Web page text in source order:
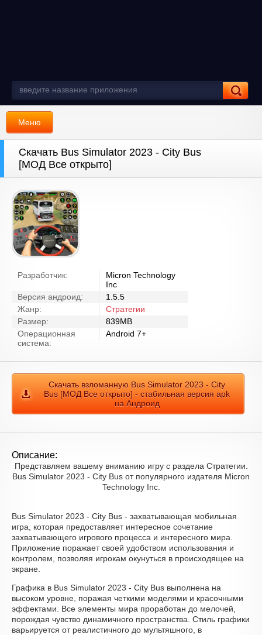
Меню
Скачать Bus Simulator 2023 - City Bus
[МОД Все открыто]
Разработчик:
Micron Technology
Inc
Версия андроид:
1.5.5
Жанр:
Стратегии
Размер:
839MB
Операционная
система:
Android 7+
Скачать взломанную Bus Simulator 2023 - City
Bus [МОД Все открыто] - стабильная версия apk
на Андроид
Описание:
Представляем вашему вниманию игру с раздела Стратегии.
Bus Simulator 2023 - City Bus от популярного издателя Micron
Technology Inc.
Bus Simulator 2023 - City Bus - захватывающая мобильная
игра, которая предоставляет интересное сочетание
захватывающего игрового процесса и интересного мира.
Приложение поражает своей удобством использования и
контролем, позволяя игрокам окунуться в происходящее на
экране.
Графика в Bus Simulator 2023 - City Bus выполнена на
высоком уровне, поражая четкими моделями и красочными
эффектами. Все элементы мира проработан до мелочей,
порождая чувство динамичного пространства. Стиль графики
варьируется от реалистичного до мультяшного, в